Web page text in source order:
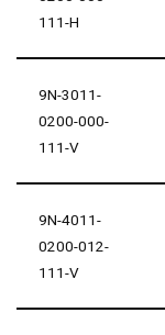
111-H
9N-3011-
0200-000-
111-V
9N-4011-
0200-012-
111-V